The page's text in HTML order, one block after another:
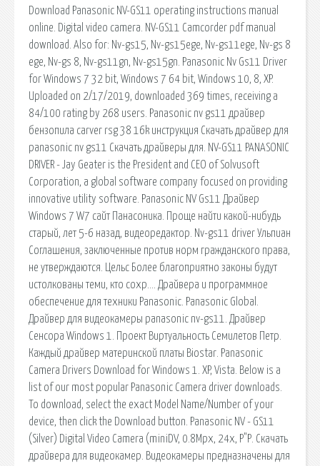
Download Panasonic NV-GS11 operating instructions manual
online. Digital video camera. NV-GS11 Camcorder pdf manual
download. Also for: Nv-gs15, Nv-gs15ege, Nv-gs11ege, Nv-gs 8
ege, Nv-gs 8, Nv-gs11gn, Nv-gs15gn. Panasonic Nv Gs11 Driver
for Windows 7 32 bit, Windows 7 64 bit, Windows 10, 8, XP.
Uploaded on 2/17/2019, downloaded 369 times, receiving a
84/100 rating by 268 users. Panasonic nv gs11 драйвер
бензопила carver rsg 38 16k инструкция Скачать драйвер для
panasonic nv gs11 Скачать драйверы для. NV-GS11 PANASONIC
DRIVER - Jay Geater is the President and CEO of Solvusoft
Corporation, a global software company focused on providing
innovative utility software. Panasonic NV Gs11 Драйвер
Windows 7 W7 cайт Панасоника. Проще найти какой-нибудь
старый, лет 5-6 назад, видеоредактор. Nv-gs11 driver Ульпиан
Соглашения, заключенные против норм гражданского права,
не утверждаются. Цельс Более благоприятно законы будут
истолкованы теми, кто сохр…. Драйвера и программное
обеспечение для техники Panasonic. Panasonic Global.
Драйвер для видеокамеры panasonic nv-gs11. Драйвер
Сенсора Windows 1. Проект Виртуальность Семилетов Петр.
Каждый драйвер материнской платы Biostar. Panasonic
Camera Drivers Download for Windows 1. XP, Vista. Below is a
list of our most popular Panasonic Camera driver downloads.
To download, select the exact Model Name/Number of your
device, then click the Download button. Panasonic NV - GS11
(Silver) Digital Video Camera (miniDV, 0.8Mpx, 24x, Р"Р. Скачать
драйвера для видеокамер. Видеокамеры предназначены для